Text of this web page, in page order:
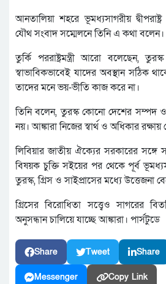
আনতালিয়া শহরে ভূমধ্যসাগরীয় দ্বীপরাষ্ট্র
যৌথ সংবাদ সম্মেলনে তিনি এ কথা বলেন।
তুর্কি পররাষ্ট্রমন্ত্রী আরো বলেছেন,
স্বাভাবিকভাবেই যাদের অবস্থান সঠিক
তাদের মনে ভয়-ভীতি কাজ করে না।
তিনি বলেন, তুরস্ক কোনো দেশের সম্পদ
নয়। আঙ্কারা নিজের স্বার্থ ও অধিকার
লিবিয়ার জাতীয় ঐক্যের সরকারের সঙ্গে
বিষয়ক চুক্তি সইয়ের পর থেকে পূর্ব
তুরস্ক, গ্রিস ও সাইপ্রাসের মধ্যে উত্তেজনা
গ্রিসের বিরোধিতা সত্ত্বেও সাগরের
অনুসন্ধান চালিয়ে যাচ্ছে আঙ্কারা। পার্সটুডে
Share Tweet Share
Messenger Copy Link